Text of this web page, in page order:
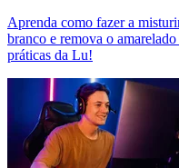
Aprenda como fazer a
branco e remova o
práticas da Lu!